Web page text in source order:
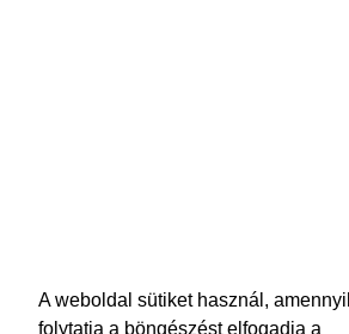
A weboldal sütiket használ,
folytatja a böngészést elfogadja a